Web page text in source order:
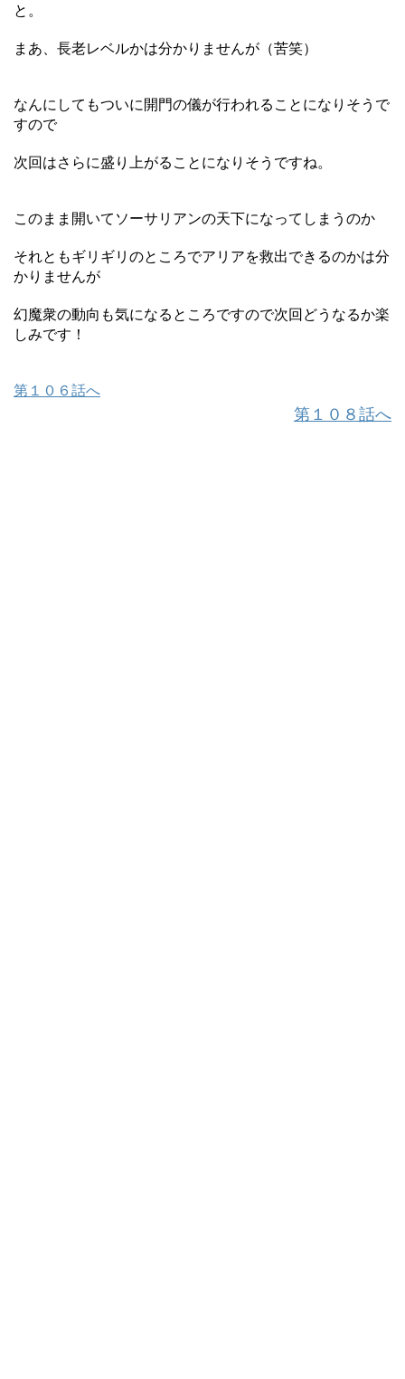
と。
まあ、長老レベルかは分かりませんが（苦笑）
なんにしてもついに開門の儀が行われることになりそうで
すので
次回はさらに盛り上がることになりそうですね。
このまま開いてソーサリアンの天下になってしまうのか
それともギリギリのところでアリアを救出できるのかは分
かりませんが
幻魔衆の動向も気になるところですので次回どうなるか楽
しみです！
第１０６話へ
第１０８話へ